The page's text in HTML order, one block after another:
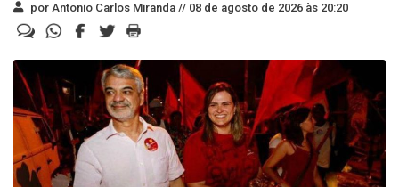
por Antonio Carlos Miranda // 08 de agosto de 2026 às 20:20